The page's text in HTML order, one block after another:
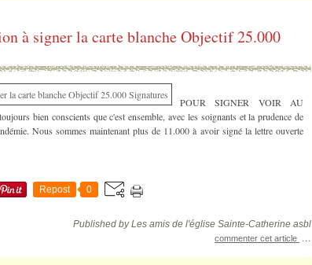
à signer la carte blanche Objectif 25.000
POUR SIGNER VOIR AU
bien conscients que c'est ensemble, avec les soignants et la prudence de
Nous sommes maintenant plus de 11.000 à avoir signé la lettre ouverte
Repost 0
Published by Les amis de l'église Sainte-Catherine asbl
commenter cet article …